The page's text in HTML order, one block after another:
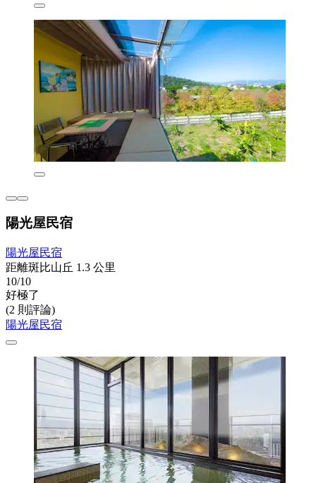
陽光屋民宿
陽光屋民宿
距離斑比山丘 1.3 公里
10/10
好極了
(2 則評論)
陽光屋民宿